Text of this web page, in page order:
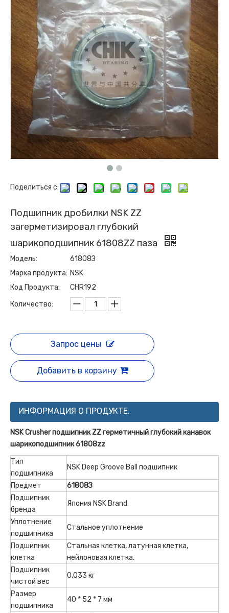
Поделиться с:
Подшипник дробилки NSK ZZ
загерметизировал глубокий
шарикоподшипник 61808ZZ паза
Модель:
61808З
Марка продукта: NSK
Код Продукта:
CHR192
Количество:
Запрос цены
Добавить в корзину
ИНФОРМАЦИЯ О ПРОДУКТЕ.
NSK Crusher подшипник ZZ герметичный глубокий канавок
шарикоподшипник 61808zz
Тип
подшипника
NSK Deep Groove Ball подшипник
Предмет
61808З
Подшипник
бренда
Япония NSK Brand.
Уплотнение
подшипника
Стальное уплотнение
Подшипник
клетка
Стальная клетка, латунная клетка,
нейлоновая клетка.
Подшипник
чистой вес
0,033 кг
Размер
подшипника
40 * 52 * 7 мм